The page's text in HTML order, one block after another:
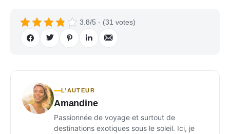
3.8/5 - (31 votes)
L’AUTEUR
Amandine
Passionnée de voyage et surtout de
destinations exotiques sous le soleil. Ici, je